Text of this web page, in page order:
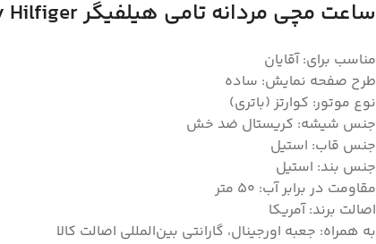
ساعت مچی مردانه تامی هیلفیگر Tommy Hilfiger مدل 1791422
مناسب برای: آقایان
طرح صفحه نمایش: ساده
نوع موتور: کوارتز (باتری)
جنس شیشه: کریستال ضد خش
جنس قاب: استیل
جنس بند: استیل
مقاومت در برابر آب: ۵۰ متر
اصالت برند: آمریکا
به همراه: جعبه اورجینال، گارانتی بین‌المللی اصالت کالا